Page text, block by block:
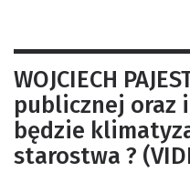
WOJCIECH
publicznej oraz
będzie
starostwa ?